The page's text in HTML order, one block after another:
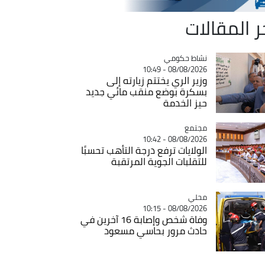
المقالات
Catégorie
نشاط حكومي
08/08/2026 - 10:49
وزير الري يختتم زيارته إلى
بسكرة بوضع منقب مائي جديد
حيز الخدمة
Catégorie
مجتمع
08/08/2026 - 10:42
الولايات ترفع درجة التأهب تحسبًا
للتقلبات الجوية المرتقبة
Catégorie
محلي
08/08/2026 - 10:15
وفاة شخص وإصابة 16 آخرين في
حادث مرور بحاسي مسعود